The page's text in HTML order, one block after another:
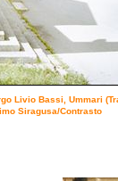
Livio Bassi, Ummari
Siragusa/Contrasto